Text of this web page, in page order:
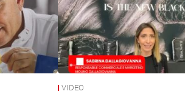
VIDEO